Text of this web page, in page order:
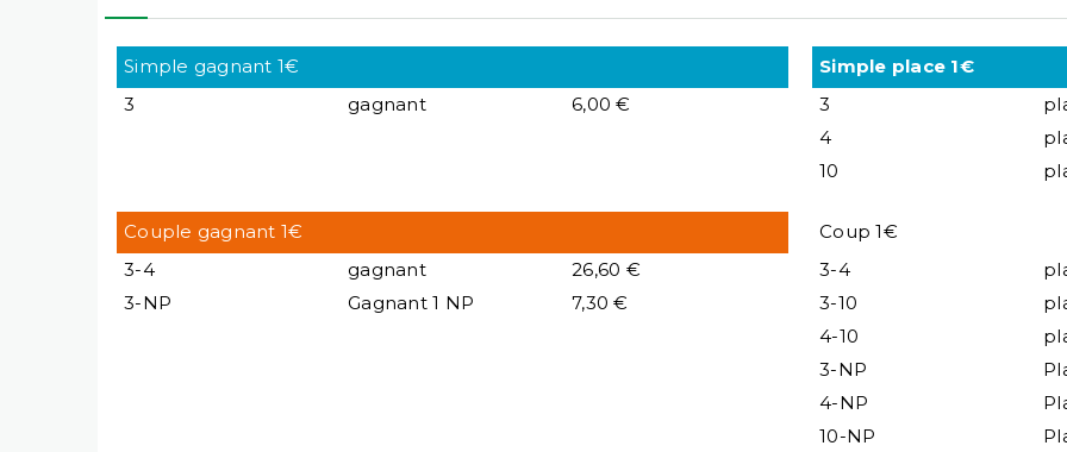
Simple gagnant 1€
3
gagnant 6,00 €
Simple place 1€
3
4
10
Couple gagnant 1€
3-4
gagnant
26,60 €
3-NP
Gagnant 1 NP 7,30 €
Coup 1€
3-4
3-10
4-10
3-NP
4-NP
10-NP